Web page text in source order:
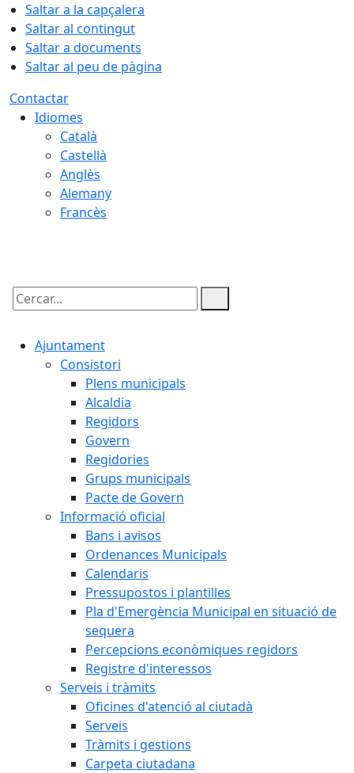
Saltar a la capçalera
Saltar al contingut
Saltar a documents
Saltar al peu de pàgina
Contactar
Idiomes
Català
Castellà
Anglès
Alemany
Francès
Cercar:
Ajuntament
Consistori
Plens municipals
Alcaldia
Regidors
Govern
Regidories
Grups municipals
Pacte de Govern
Informació oficial
Bans i avisos
Ordenances Municipals
Calendaris
Pressupostos i plantilles
Pla d'Emergència Municipal en situació de
sequera
Percepcions econòmiques regidors
Registre d'interessos
Serveis i tràmits
Oficines d'atenció al ciutadà
Serveis
Tràmits i gestions
Carpeta ciutadana